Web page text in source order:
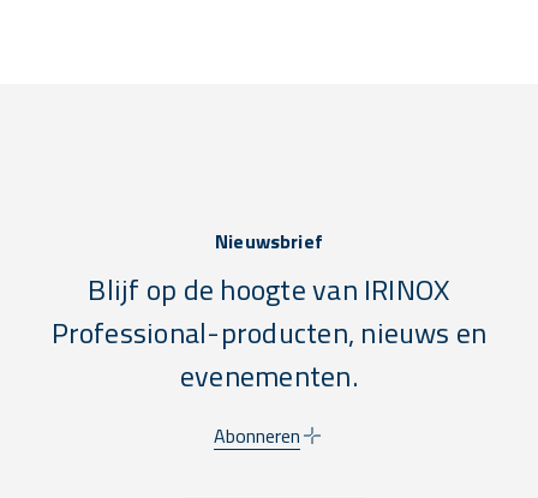
Nieuwsbrief
Blijf op de hoogte van IRINOX
Professional-producten, nieuws en
evenementen.
Abonneren